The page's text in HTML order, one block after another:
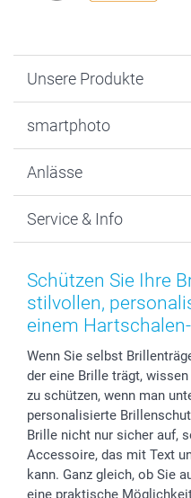
Unsere Produkte
Fotogeschenke
MyNameBook
Fotoabzüge, Fotos als Buch
Zubehör & Material
Foto-Kalender & Agenden
Sticker & Etiketten
smartphoto
Warum smartphoto
Datenschutz
AGB
Impressum
Presse
Investor Relations
B2B smartbusiness
Widerrufsrecht
Anlässe
Neujahr
Muttertag
Vatertag
Kommunion & Konfirmation
Geburtstag
Geburt
Zu allen Anlässen
Service & Info
Anmelden /Registrieren
Preise und Versandkosten
Lieferfristen
Zahlungsmöglichkeiten
Sitemap
Status der Bestellung
smartfriends
smartgarantie
smartbonus
Schützen Sie Ihre
stilvollen,
einem
Wenn Sie selbst
der eine Brille trägt,
zu schützen, wenn man
personalisierte
Brille nicht nur sicher auf,
Accessoire, das mit Text
kann. Ganz gleich, ob Sie
eine praktische